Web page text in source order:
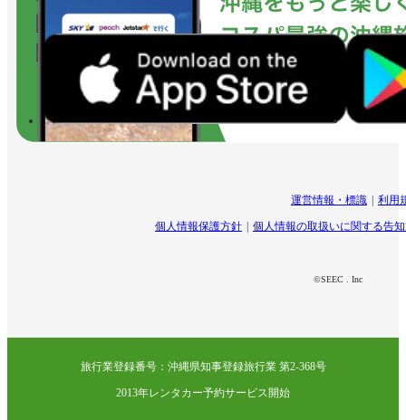
運営情報・標識 利用
個人情報保護方針 個人情報の取扱いに関する告
©SEEC . Inc
旅行業登録番号：沖縄県知事登録旅行業 第2-368号
2013年レンタカー予約サービス開始